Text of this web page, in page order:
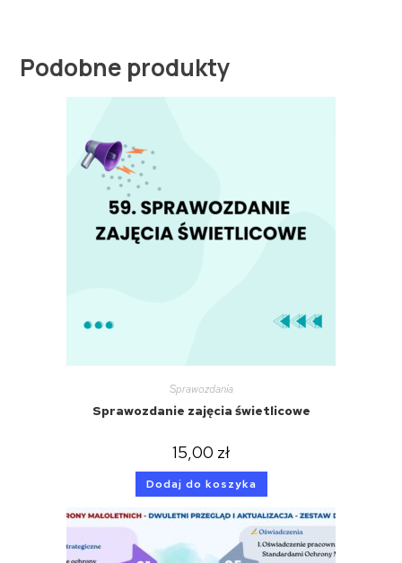
Podobne produkty
Sprawozdania
Sprawozdanie zajęcia świetlicowe
15,00 zł
Dodaj do koszyka